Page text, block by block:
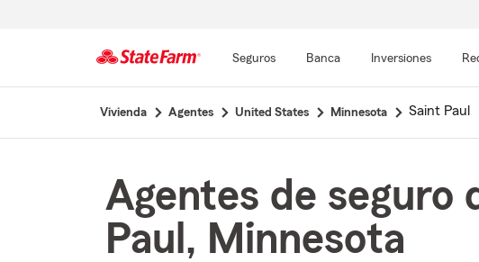
Seguros Banca Inversiones
Vivienda Agentes United States Minnesota Saint Paul
Agentes de seguro
Paul, Minnesota